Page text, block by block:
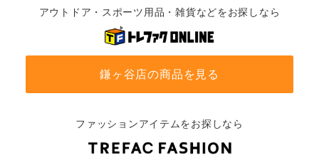
アウトドア・スポーツ用品・雑貨などをお探しなら
鎌ヶ谷店の商品を見る
ファッションアイテムをお探しなら